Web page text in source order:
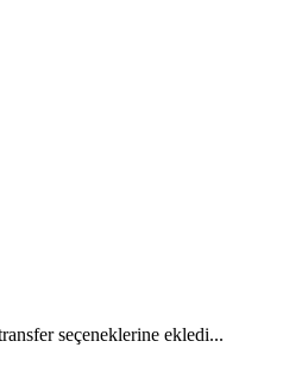
seçeneklerine ekledi...